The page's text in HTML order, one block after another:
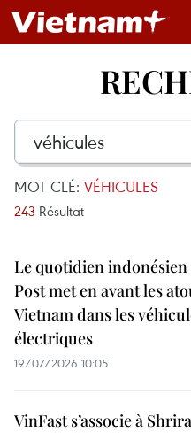
MOT CLÉ: VÉHICULES
243 Résultat
Le quotidien indonésien
Post met en avant les
Vietnam dans les
électriques
19/07/2026 10:05
VinFast s’associe à